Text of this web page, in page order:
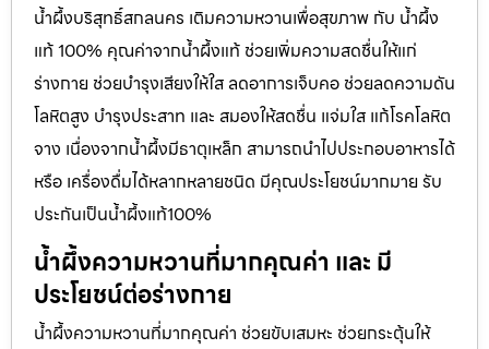
น้ำผึ้งบริสุทธิ์สกลนคร เติมความหวานเพื่อสุขภาพ กับ น้ำผึ้ง
แท้ 100% คุณค่าจากน้ำผึ้งแท้ ช่วยเพิ่มความสดชื่นให้แก่
ร่างกาย ช่วยบำรุงเสียงให้ใส ลดอาการเจ็บคอ ช่วยลดความดัน
โลหิตสูง บำรุงประสาท และ สมองให้สดชื่น แจ่มใส แก้โรคโลหิต
จาง เนื่องจากน้ำผึ้งมีธาตุเหล็ก สามารถนำไปประกอบอาหารได้
หรือ เครื่องดื่มได้หลากหลายชนิด มีคุณประโยชน์มากมาย รับ
ประกันเป็นน้ำผึ้งแท้100%
น้ำผึ้งความหวานที่มากคุณค่า และ มี
ประโยชน์ต่อร่างกาย
น้ำผึ้งความหวานที่มากคุณค่า ช่วยขับเสมหะ ช่วยกระตุ้นให้